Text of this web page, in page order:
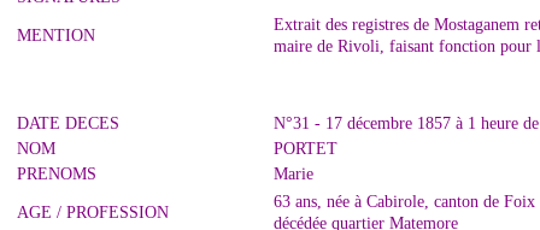
MENTION
Extrait des registres de Mostaganem
maire de Rivoli, faisant fonction pour
DATE DECES
N°31 - 17 décembre 1857 à 1 heure
NOM
PORTET
PRENOMS
Marie
AGE / PROFESSION
63 ans, née à Cabirole, canton de
décédée quartier Matemore